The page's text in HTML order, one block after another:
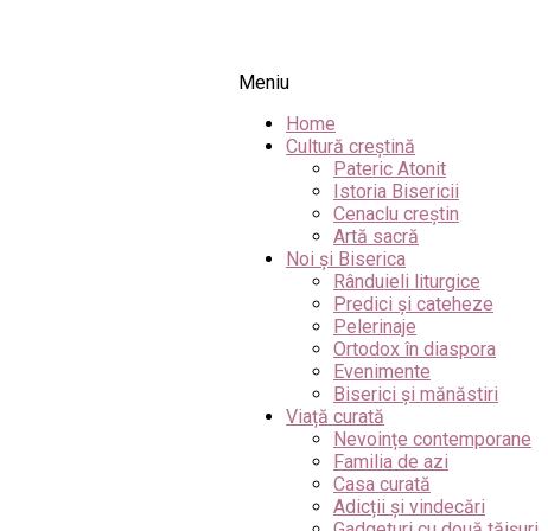
Meniu
Home
Cultură creștină
Pateric Atonit
Istoria Bisericii
Cenaclu creștin
Artă sacră
Noi și Biserica
Rânduieli liturgice
Predici și cateheze
Pelerinaje
Ortodox în diaspora
Evenimente
Biserici și mănăstiri
Viață curată
Nevoințe contemporane
Familia de azi
Casa curată
Adicții și vindecări